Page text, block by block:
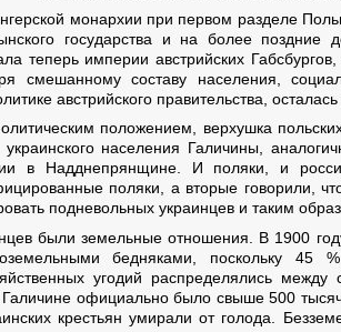
монархии при первом разделе
государства и на более поздние
теперь империи австрийских
смешанному составу населения,
австрийского правительства, осталась
положением, верхушка
населения Галичины,
в Надднепрянщине. И поляки, и
поляки, а вторые говорили,
подневольных украинцев и таким
были земельные отношения. В 1900
бедняками, поскольку 45
угодий распределялись
официально было свыше 500
крестьян умирали от голода.